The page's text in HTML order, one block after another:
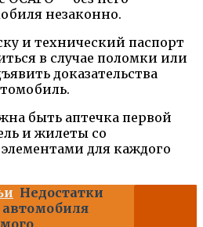
незаконно.
и технический паспорт
в случае поломки или
доказательства
быть аптечка первой
и жилеты со
для каждого
Недостатки